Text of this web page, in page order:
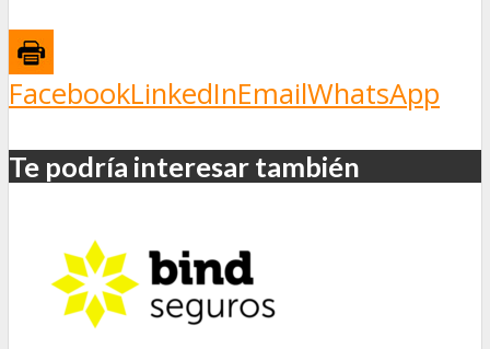
FacebookLinkedInEmailWhatsApp
Te podría interesar también